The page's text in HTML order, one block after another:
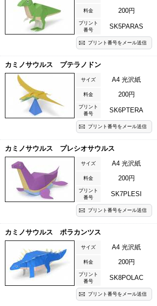
料金 200円
プリント
番号
SK5PARAS
プリント番号をメール送信
カミノサウルス プテラノドン
サイズ A4 光沢紙
料金 200円
プリント
番号
SK6PTERA
プリント番号をメール送信
カミノサウルス プレシオサウルス
サイズ A4 光沢紙
料金 200円
プリント
番号
SK7PLESI
プリント番号をメール送信
カミノサウルス ポラカンツス
サイズ A4 光沢紙
料金 200円
プリント
番号
SK8POLAC
プリント番号をメール送信